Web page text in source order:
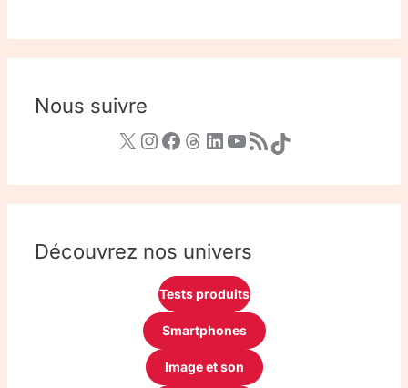
Nous suivre
Découvrez nos univers
Tests produits
Smartphones
Image et son